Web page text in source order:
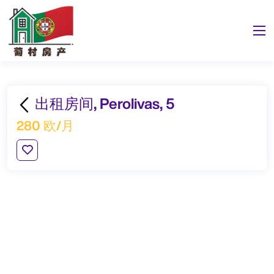
出租房间, Perolivas, 5
280 欧/月